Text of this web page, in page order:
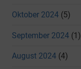
Oktober 2024 (5)
September 2024 (1)
August 2024 (4)